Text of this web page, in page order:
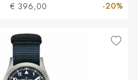
€ 396,00 -20%